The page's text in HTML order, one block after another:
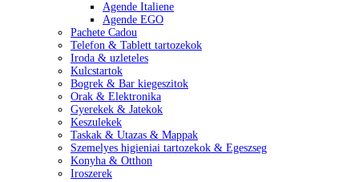
Agende Italiene
Agende EGO
Pachete Cadou
Telefon & Tablett tartozekok
Iroda & uzleteles
Kulcstartok
Bogrek & Bar kiegeszitok
Orak & Elektronika
Gyerekek & Jatekok
Keszulekek
Taskak & Utazas & Mappak
Szemelyes higieniai tartozekok & Egeszseg
Konyha & Otthon
Iroszerek